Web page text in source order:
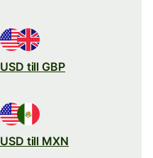
USD till GBP
USD till MXN